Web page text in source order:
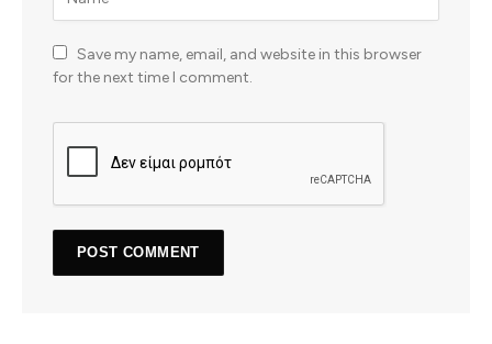
Save my name, email, and website in this browser
for the next time I comment.